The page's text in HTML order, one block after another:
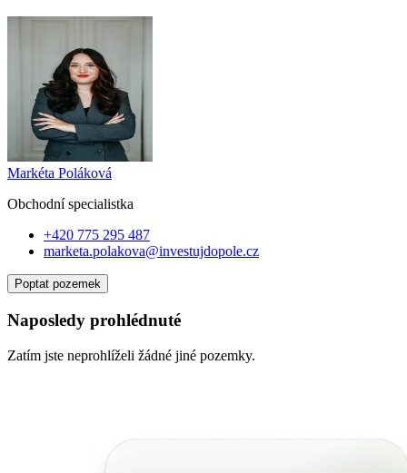
Markéta Poláková
Obchodní specialistka
+420 775 295 487
marketa.polakova@investujdopole.cz
Poptat pozemek
Naposledy prohlédnuté
Zatím jste neprohlíželi žádné jiné pozemky.